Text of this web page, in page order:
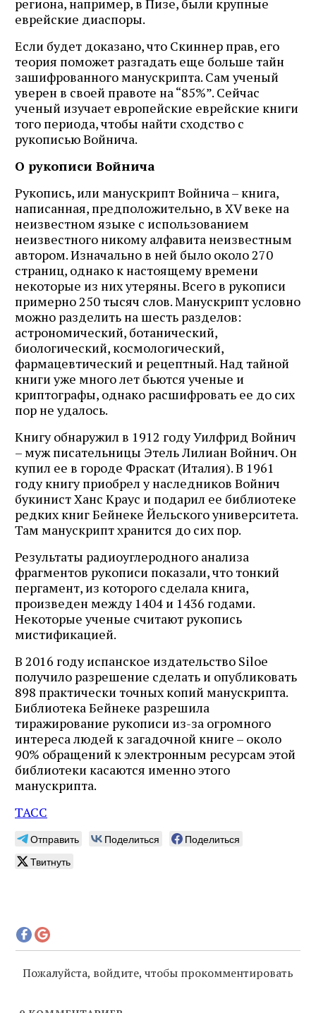
еврейские диаспоры.
Если будет доказано, что Скиннер прав, его
теория поможет разгадать еще больше тайн
зашифрованного манускрипта. Сам ученый
уверен в своей правоте на “85%”. Сейчас
ученый изучает европейские еврейские книги
того периода, чтобы найти сходство с
рукописью Войнича.
О рукописи Войнича
Рукопись, или манускрипт Войнича – книга,
написанная, предположительно, в XV веке на
неизвестном языке с использованием
неизвестного никому алфавита неизвестным
автором. Изначально в ней было около 270
страниц, однако к настоящему времени
некоторые из них утеряны. Всего в рукописи
примерно 250 тысяч слов. Манускрипт условно
можно разделить на шесть разделов:
астрономический, ботанический,
биологический, космологический,
фармацевтический и рецептный. Над тайной
книги уже много лет бьются ученые и
криптографы, однако расшифровать ее до сих
пор не удалось.
Книгу обнаружил в 1912 году Уилфрид Войнич
– муж писательницы Этель Лилиан Войнич. Он
купил ее в городе Фраскат (Италия). В 1961
году книгу приобрел у наследников Войнич
букинист Ханс Краус и подарил ее библиотеке
редких книг Бейнеке Йельского университета.
Там манускрипт хранится до сих пор.
Результаты радиоуглеродного анализа
фрагментов рукописи показали, что тонкий
пергамент, из которого сделала книга,
произведен между 1404 и 1436 годами.
Некоторые ученые считают рукопись
мистификацией.
В 2016 году испанское издательство Siloe
получило разрешение сделать и опубликовать
898 практически точных копий манускрипта.
Библиотека Бейнеке разрешила
тиражирование рукописи из-за огромного
интереса людей к загадочной книге – около
90% обращений к электронным ресурсам этой
библиотеки касаются именно этого
манускрипта.
ТАСС
Отправить Поделиться
Поделиться
Твитнуть
Пожалуйста, войдите, чтобы прокомментировать